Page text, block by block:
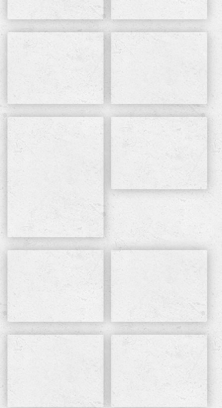
Ruländerweg 5
74348 Lauffen am Neckar
info@tptec.de
Webdesign by dh-creative-webdesign.de